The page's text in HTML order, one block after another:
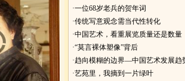
·一位68岁老兵的贺年词
·传统写意观念需当代性转化
·中国艺术，看重展览质量还是数量
·“莫言裸体塑像”背后
·趋向模糊的边界—中国艺术发展趋
·艺苑里，我摘到一片绿叶